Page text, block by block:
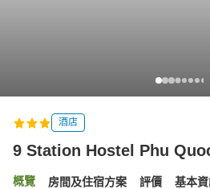
酒店
9 Station Hostel Phu
概覽 房間及住宿方案 評價 基本